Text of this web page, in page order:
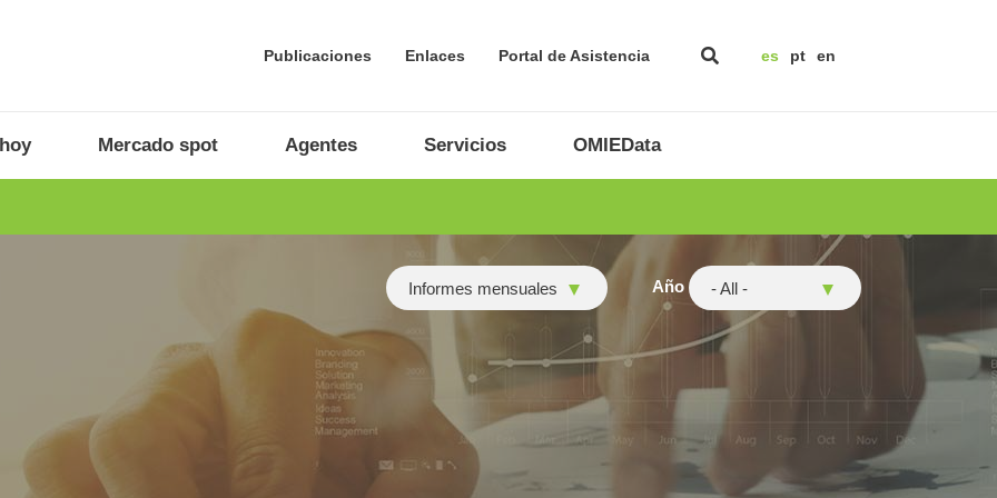
Publicaciones Enlaces Portal de Asistencia es pt en
Mercado spot Agentes Servicios OMIEData
Category
Informes mensuales Año - All -